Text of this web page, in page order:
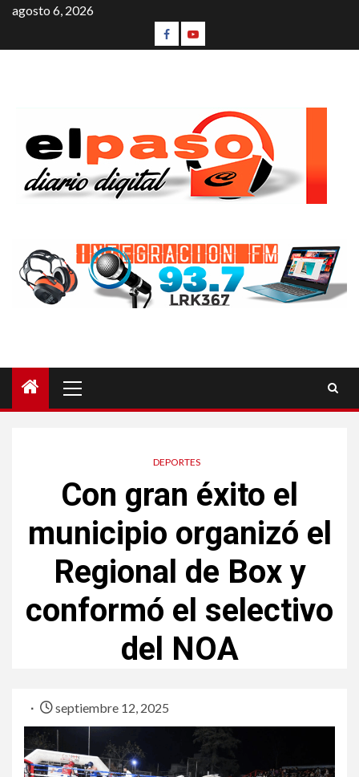
agosto 6, 2026
DEPORTES
Con gran éxito el
municipio organizó el
Regional de Box y
conformó el selectivo
del NOA
septiembre 12, 2025